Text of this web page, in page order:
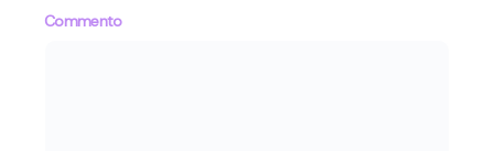
Commento